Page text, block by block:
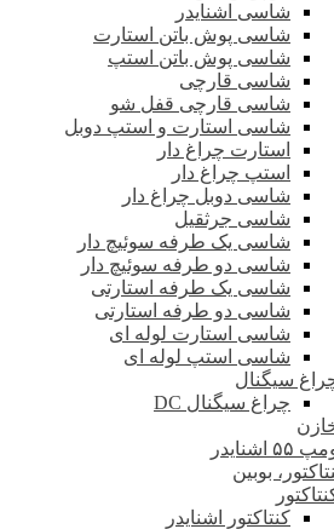
شاسی اشنایدر
شاسی پوش باتن استارت
شاسی پوش باتن استپ
شاسی قارچی
شاسی قارچی قفل شو
شاسی استارت و استپ دوبل
استارت چراغ دار
استپ چراغ دار
شاسی دوبل چراغ دار
شاسی جرثقیل
شاسی یک طرفه سوئیچ دار
شاسی دو طرفه سوئیچ دار
شاسی یک طرفه استارتی
شاسی دو طرفه استارتی
شاسی استارت لوله ای
شاسی استپ لوله ای
سیگنال
چراغ سیگنال DC
۵۵ اشنایدر
بوبین
کنتاکتور اشنایدر